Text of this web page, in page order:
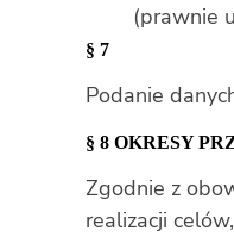
(prawnie
§ 7
Podanie
§ 8 OKRESY
Zgodnie z
realizacji